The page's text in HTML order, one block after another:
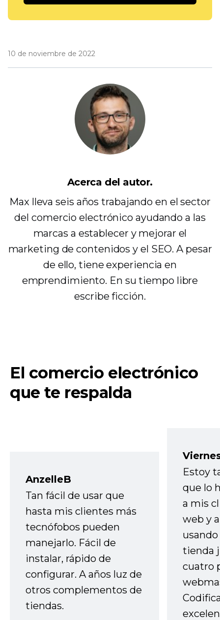
10 de noviembre de 2022
Acerca del autor.
Max lleva seis años trabajando en el sector
del comercio electrónico ayudando a las
marcas a establecer y mejorar el
marketing de contenidos y el SEO. A pesar
de ello, tiene experiencia en
emprendimiento. En su tiempo libre
escribe ficción.
El comercio electrónico
que te respalda
AnzelleB
Tan fácil de usar que
hasta mis clientes más
tecnófobos pueden
manejarlo. Fácil de
instalar, rápido de
configurar. A años luz de
otros complementos de
tiendas.
Estoy
que lo
a mis
web y
tienda
cuatro